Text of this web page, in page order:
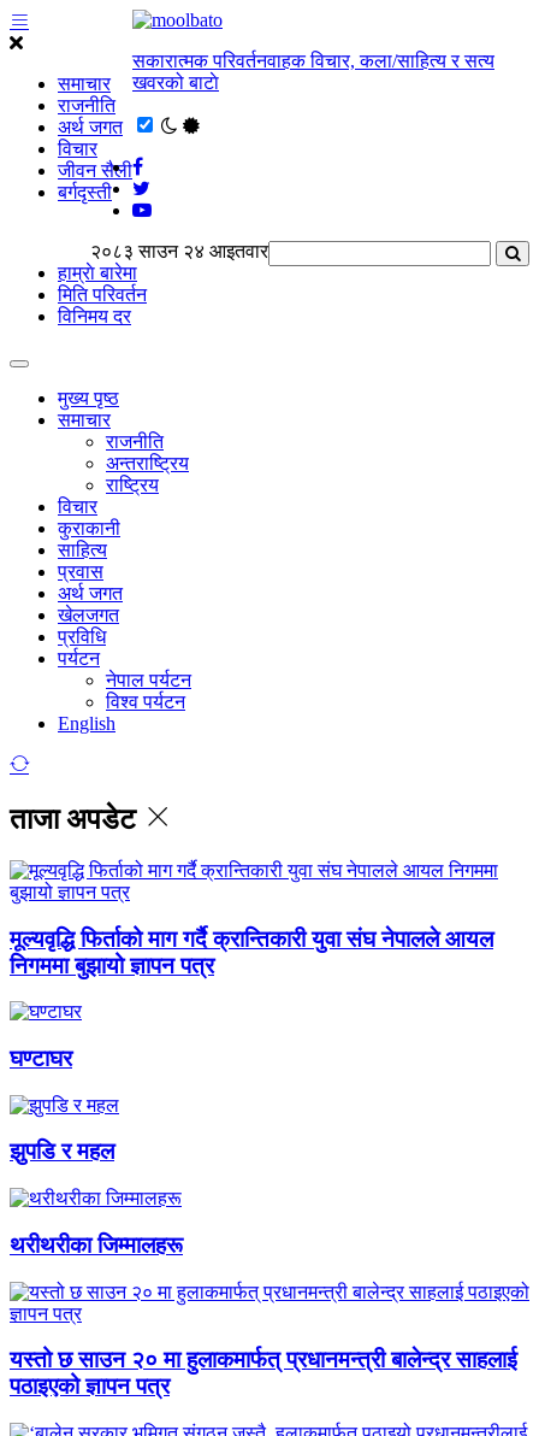
समाचार
राजनीति
अर्थ जगत
विचार
जीवन सैली
बर्गदृस्ती
सकारात्मक परिवर्तनवाहक विचार, कला/साहित्य र सत्य
खवरको बाटाे
२०८३ साउन २४ आइतवार
हाम्राे बारेमा
मिति परिवर्तन
विनिमय दर
मुख्य पृष्ठ
समाचार
राजनीति
अन्तराष्ट्रिय
राष्ट्रिय
विचार
कुराकानी
साहित्य
प्रवास
अर्थ जगत
खेलजगत
प्रविधि
पर्यटन
नेपाल पर्यटन
विश्व पर्यटन
English
ताजा अपडेट
मूल्यवृद्धि फिर्ताको माग गर्दै क्रान्तिकारी युवा संघ नेपालले आयल
निगममा बुझायो ज्ञापन पत्र
घण्टाघर
झुपडि र महल
थरीथरीका जिम्मालहरू
यस्तो छ साउन २० मा हुलाकमार्फत् प्रधानमन्त्री बालेन्द्र साहलाई
पठाइएको ज्ञापन पत्र